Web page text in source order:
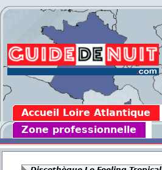
Accueil Loire Atlantique
Zone professionnelle